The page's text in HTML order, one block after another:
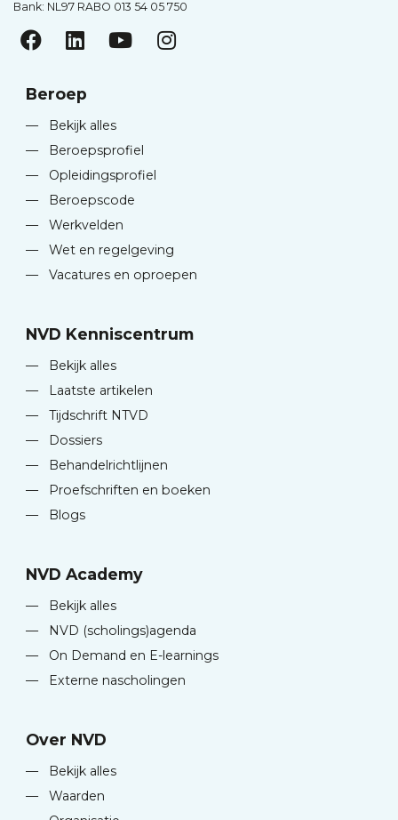
Bank: NL97 RABO 013 54 05 750
Beroep
—
Bekijk alles
—
Beroepsprofiel
—
Opleidingsprofiel
—
Beroepscode
—
Werkvelden
—
Wet en regelgeving
—
Vacatures en oproepen
NVD Kenniscentrum
—
Bekijk alles
—
Laatste artikelen
—
Tijdschrift NTVD
—
Dossiers
—
Behandelrichtlijnen
—
Proefschriften en boeken
—
Blogs
NVD Academy
—
Bekijk alles
—
NVD (scholings)agenda
—
On Demand en E-learnings
—
Externe nascholingen
Over NVD
—
Bekijk alles
—
Waarden